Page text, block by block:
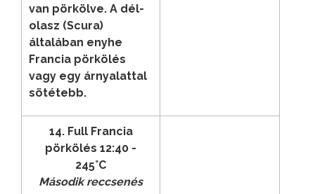
van pörkölve. A dél-
olasz (Scura)
általában enyhe
Francia pörkölés
vagy egy árnyalattal
sötétebb.
14. Full Francia
pörkölés 12:40 -
245°C
Második reccsenés